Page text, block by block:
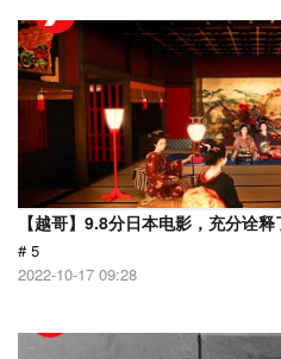
【越哥】9.8分日本电影，充分诠
# 5
2022-10-17 09:28